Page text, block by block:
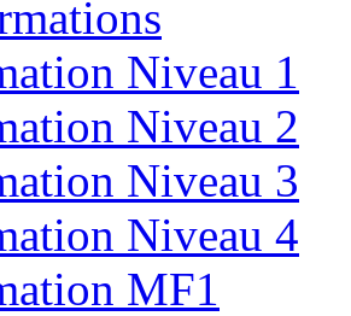
Niveau 1
Niveau 2
Niveau 3
Niveau 4
MF1